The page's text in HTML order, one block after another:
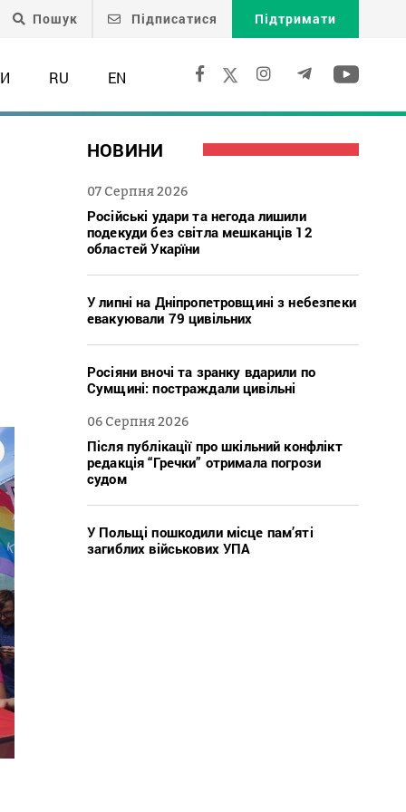
Пошук Підписатися Підтримати
RU EN
НОВИНИ
07 Серпня 2026
Російські удари та негода лишили
подекуди без світла мешканців 12
областей Укарїни
У липні на Дніпропетровщині з небезпеки
евакуювали 79 цивільних
Росіяни вночі та зранку вдарили по
Сумщині: постраждали цивільні
06 Серпня 2026
Після публікації про шкільний конфлікт
редакція “Гречки” отримала погрози
судом
У Польщі пошкодили місце пам’яті
загиблих військових УПА